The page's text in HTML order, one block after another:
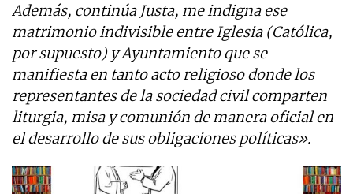
Además, continúa Justa, me indigna ese
matrimonio indivisible entre Iglesia (Católica,
por supuesto) y Ayuntamiento que se
manifiesta en tanto acto religioso donde los
representantes de la sociedad civil comparten
liturgia, misa y comunión de manera oficial en
el desarrollo de sus obligaciones políticas».